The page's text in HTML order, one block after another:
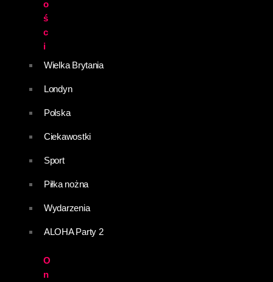
o
ś
c
i
Wielka Brytania
Londyn
Polska
Ciekawostki
Sport
Piłka nożna
Wydarzenia
ALOHA Party 2
O
n